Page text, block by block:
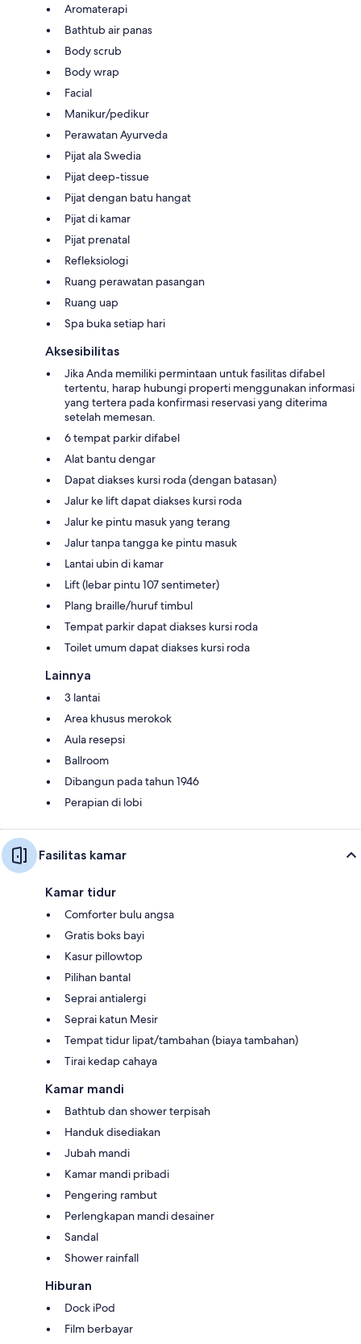
Aromaterapi
Bathtub air panas
Body scrub
Body wrap
Facial
Manikur/pedikur
Perawatan Ayurveda
Pijat ala Swedia
Pijat deep-tissue
Pijat dengan batu hangat
Pijat di kamar
Pijat prenatal
Refleksiologi
Ruang perawatan pasangan
Ruang uap
Spa buka setiap hari
Aksesibilitas
Jika Anda memiliki permintaan untuk fasilitas difabel
tertentu, harap hubungi properti menggunakan informasi
yang tertera pada konfirmasi reservasi yang diterima
setelah memesan.
6 tempat parkir difabel
Alat bantu dengar
Dapat diakses kursi roda (dengan batasan)
Jalur ke lift dapat diakses kursi roda
Jalur ke pintu masuk yang terang
Jalur tanpa tangga ke pintu masuk
Lantai ubin di kamar
Lift (lebar pintu 107 sentimeter)
Plang braille/huruf timbul
Tempat parkir dapat diakses kursi roda
Toilet umum dapat diakses kursi roda
Lainnya
3 lantai
Area khusus merokok
Aula resepsi
Ballroom
Dibangun pada tahun 1946
Perapian di lobi
Fasilitas kamar
Kamar tidur
Comforter bulu angsa
Gratis boks bayi
Kasur pillowtop
Pilihan bantal
Seprai antialergi
Seprai katun Mesir
Tempat tidur lipat/tambahan (biaya tambahan)
Tirai kedap cahaya
Kamar mandi
Bathtub dan shower terpisah
Handuk disediakan
Jubah mandi
Kamar mandi pribadi
Pengering rambut
Perlengkapan mandi desainer
Sandal
Shower rainfall
Hiburan
Dock iPod
Film berbayar